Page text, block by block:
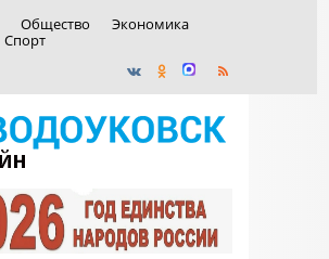
Общество
Экономика
Спорт